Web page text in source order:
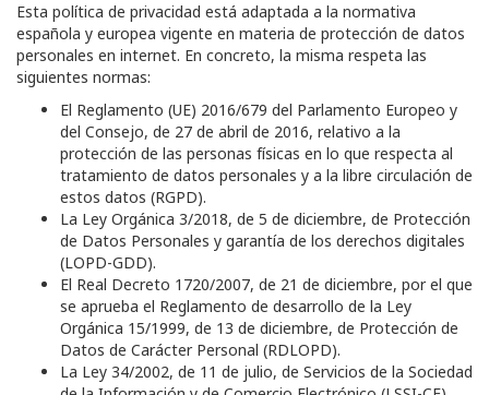
Esta política de privacidad está adaptada a la normativa
española y europea vigente en materia de protección de datos
personales en internet. En concreto, la misma respeta las
siguientes normas:
El Reglamento (UE) 2016/679 del Parlamento Europeo y
del Consejo, de 27 de abril de 2016, relativo a la
protección de las personas físicas en lo que respecta al
tratamiento de datos personales y a la libre circulación de
estos datos (RGPD).
La Ley Orgánica 3/2018, de 5 de diciembre, de Protección
de Datos Personales y garantía de los derechos digitales
(LOPD-GDD).
El Real Decreto 1720/2007, de 21 de diciembre, por el que
se aprueba el Reglamento de desarrollo de la Ley
Orgánica 15/1999, de 13 de diciembre, de Protección de
Datos de Carácter Personal (RDLOPD).
La Ley 34/2002, de 11 de julio, de Servicios de la Sociedad